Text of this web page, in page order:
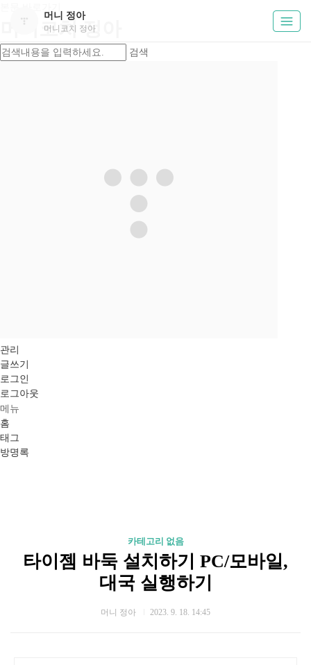
머니코치 정아
검색
관리
글쓰기
로그인
로그아웃
메뉴
홈
태그
방명록
머니 정아
머니코치 정아
카테고리 없음
타이젬 바둑 설치하기 PC/모바일,
대국 실행하기
머니 정아 2023. 9. 18. 14:45